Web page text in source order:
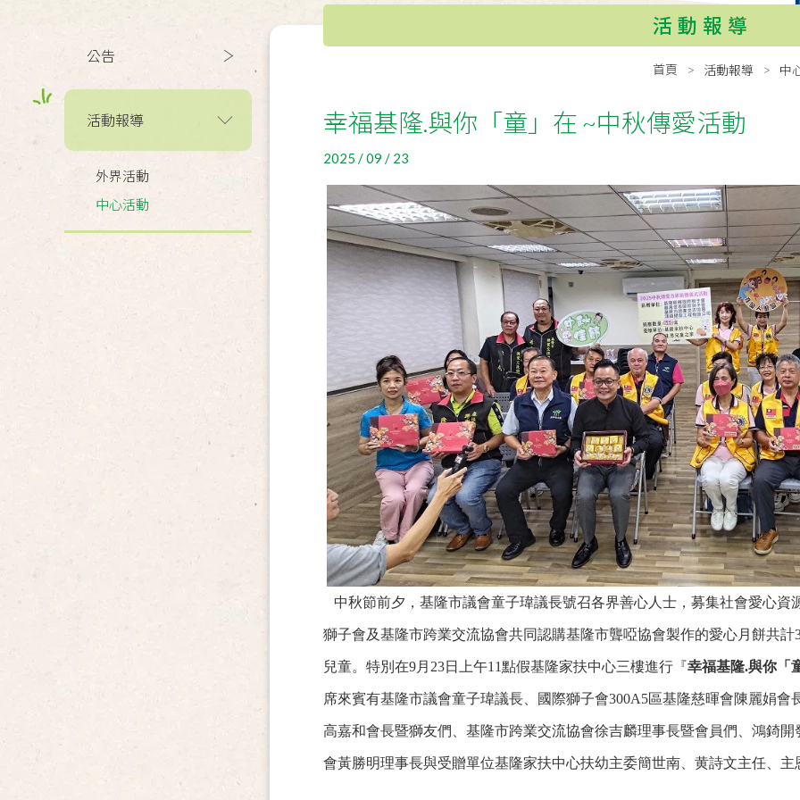
公告
活動報導
外界活動
中心活動
活動報導
首頁 活動報導 中
幸福基隆.與你「童」在 ~中秋傳愛活動
2025 / 09 / 23
中秋節前夕，基隆市議會童子瑋議長號召各界善心人士，募集社會愛心
獅子會及基隆市跨業交流協會共同認購基隆市聾啞協會製作的愛心月餅共
兒童。特別在9月23日上午11點假基隆家扶中心三樓進行『幸福基隆.與你「
席來賓有基隆市議會童子瑋議長、國際獅子會300A5區基隆慈暉會陳麗娟
高嘉和會長暨獅友們、基隆市跨業交流協會徐吉麟理事長暨會員們 鴻錡開
會黃勝明理事長與受贈單位基隆家扶中心扶幼主委簡世南、黄詩文主任、